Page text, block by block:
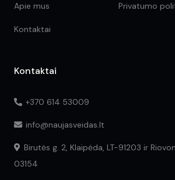
Apie mus
Kontaktai
Privatumo
Kontaktai
+370 614 53009
info@naujasveidas.lt
Birutės g. 2, Klaipėda, LT-91203 ir
03154